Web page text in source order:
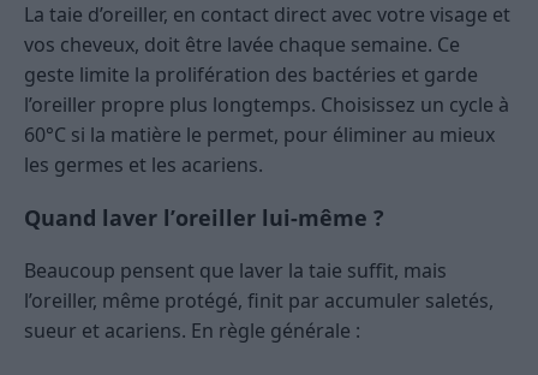
La taie d’oreiller, en contact direct avec votre visage et
vos cheveux, doit être lavée chaque semaine. Ce
geste limite la prolifération des bactéries et garde
l’oreiller propre plus longtemps. Choisissez un cycle à
60°C si la matière le permet, pour éliminer au mieux
les germes et les acariens.
Quand laver l’oreiller lui-même ?
Beaucoup pensent que laver la taie suffit, mais
l’oreiller, même protégé, finit par accumuler saletés,
sueur et acariens. En règle générale :